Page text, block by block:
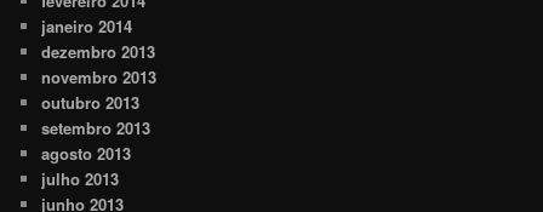
janeiro 2014
dezembro 2013
novembro 2013
outubro 2013
setembro 2013
agosto 2013
julho 2013
junho 2013